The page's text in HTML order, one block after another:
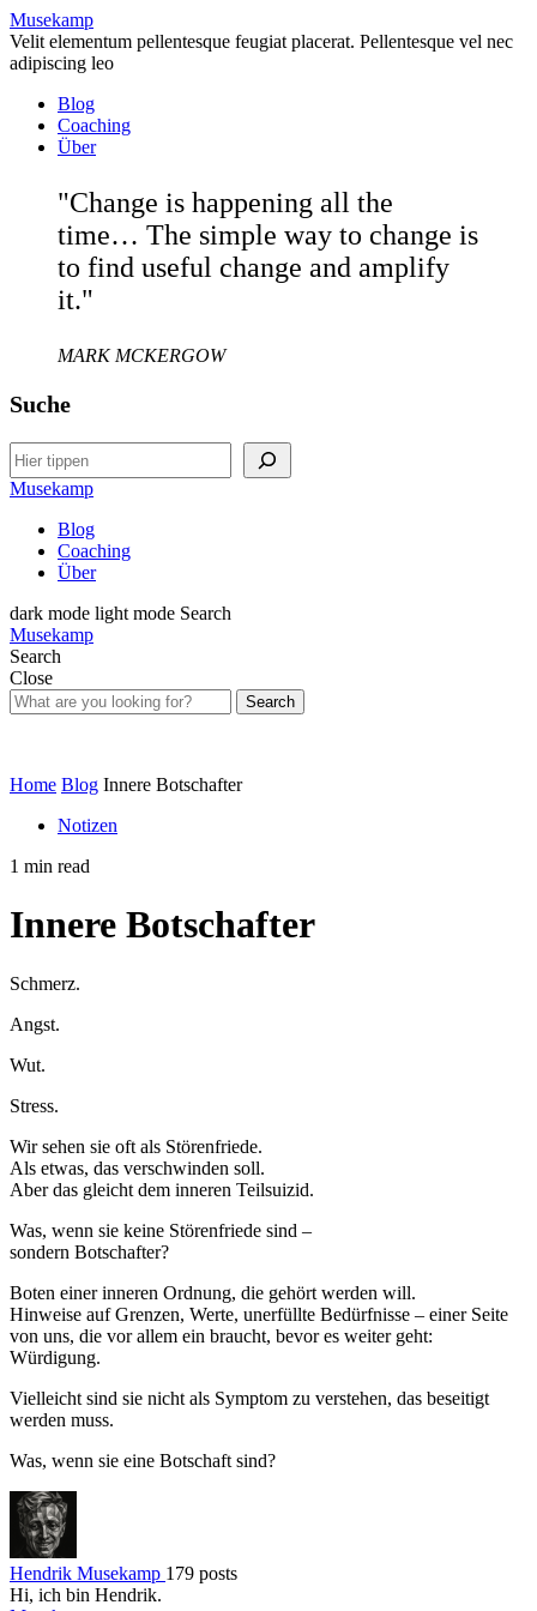
Musekamp
Velit elementum pellentesque feugiat placerat. Pellentesque vel nec
adipiscing leo
Blog
Coaching
Über
"Change is happening all the
time… The simple way to change is
to find useful change and amplify
it."
MARK MCKERGOW
Suche
Search
Musekamp
Blog
Coaching
Über
dark mode light mode Search
Musekamp
Search
Close
Search
Home Blog Innere Botschafter
Notizen
1 min read
Innere Botschafter
Schmerz.
Angst.
Wut.
Stress.
Wir sehen sie oft als Störenfriede.
Als etwas, das verschwinden soll.
Aber das gleicht dem inneren Teilsuizid.
Was, wenn sie keine Störenfriede sind –
sondern Botschafter?
Boten einer inneren Ordnung, die gehört werden will.
Hinweise auf Grenzen, Werte, unerfüllte Bedürfnisse – einer Seite
von uns, die vor allem ein braucht, bevor es weiter geht:
Würdigung.
Vielleicht sind sie nicht als Symptom zu verstehen, das beseitigt
werden muss.
Was, wenn sie eine Botschaft sind?
Hendrik Musekamp 179 posts
Hi, ich bin Hendrik.